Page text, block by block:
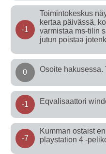
-1
Toimintokeskus
kertaa päivässä,
varmistaa ms-tilin
jutun poistaa
0 Osoite
-1 Eqvalisaattori
-7
Kumman ostaist
playstation 4 -